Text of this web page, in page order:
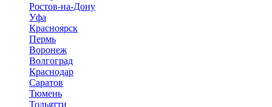
Ростов-на-Дону
Уфа
Красноярск
Пермь
Воронеж
Волгоград
Краснодар
Саратов
Тюмень
Тольятти